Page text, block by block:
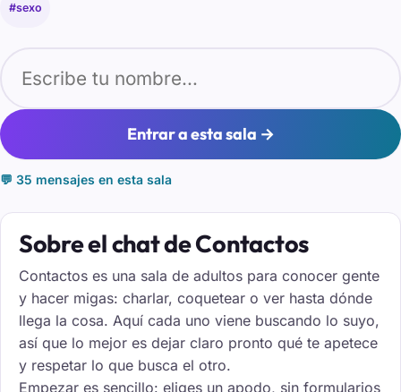
#sexo
Entrar a esta sala →
💬 35 mensajes en esta sala
Sobre el chat de Contactos
Contactos es una sala de adultos para conocer gente
y hacer migas: charlar, coquetear o ver hasta dónde
llega la cosa. Aquí cada uno viene buscando lo suyo,
así que lo mejor es dejar claro pronto qué te apetece
y respetar lo que busca el otro.
Empezar es sencillo: eliges un apodo, sin formularios